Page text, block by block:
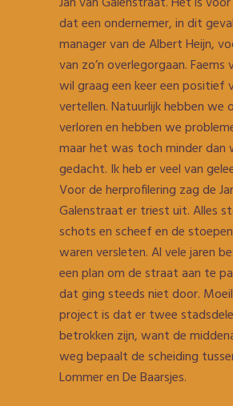
dat een ondernemer, in dit
manager van de Albert Heijn,
van zo’n overlegorgaan. Faems
wil graag een keer een positief
vertellen. Natuurlijk hebben we
verloren en hebben we
maar het was toch minder dan
gedacht. Ik heb er veel van
Voor de herprofilering zag de
Galenstraat er triest uit. Alles
schots en scheef en de
waren versleten. Al vele jaren
een plan om de straat aan te
dat ging steeds niet door.
project is dat er twee
betrokken zijn, want de
weg bepaalt de scheiding
Lommer en De Baarsjes.